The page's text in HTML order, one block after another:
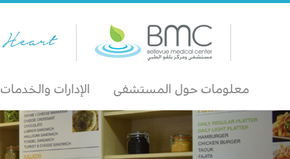
معلومات حول المستشفى الإدارات والخدمات